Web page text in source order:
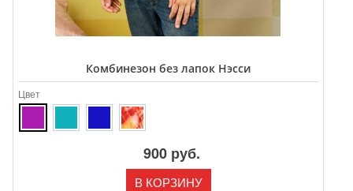
Комбинезон без лапок Нэсси
Цвет
900 руб.
В КОРЗИНУ